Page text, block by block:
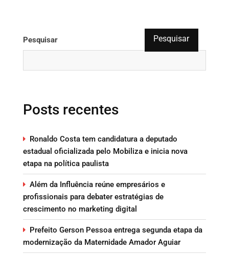
Pesquisar Pesquisar
Posts recentes
Ronaldo Costa tem candidatura a deputado
estadual oficializada pelo Mobiliza e inicia nova
etapa na política paulista
Além da Influência reúne empresários e
profissionais para debater estratégias de
crescimento no marketing digital
Prefeito Gerson Pessoa entrega segunda etapa da
modernização da Maternidade Amador Aguiar